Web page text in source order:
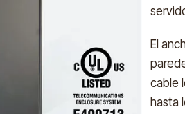
El
cable
hasta